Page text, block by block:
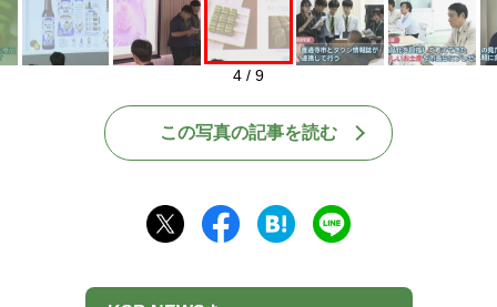
4 / 9
この写真の記事を読む